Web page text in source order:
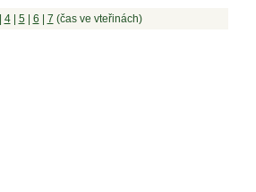
4| 5| 6 7 (čas ve vteřinách)